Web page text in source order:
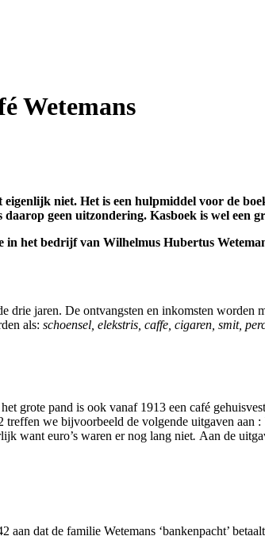
Wetemans
niet. Het is een hulpmiddel voor de
geen uitzondering. Kasboek is wel
het bedrijf van Wilhelmus Hubertus
drie jaren. De ontvangsten en inkomsten
als: schoensel, elekstris, caffe, cigaren, smit,
grote pand is ook vanaf 1913 een café
treffen we bijvoorbeeld de volgende uitgaven aan :
want euro’s waren er nog lang niet. Aan de
dat de familie Wetemans ‘bankenpacht’